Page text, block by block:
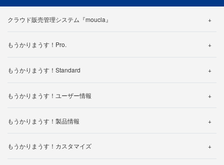
クラウド販売管理システム『moucla』
カスタマイズ事例
製品カタログ
無料トライアルお申し込み
もうかりまうす！Pro.
仕様一覧
体験版ダウンロードされたお客様へ
もうかりまうす！Standard
仕様一覧
もうかりまうす！ユーザー情報
操作マニュアル
もうかりまうす！製品情報
もうかりまうす！カスタマイズ